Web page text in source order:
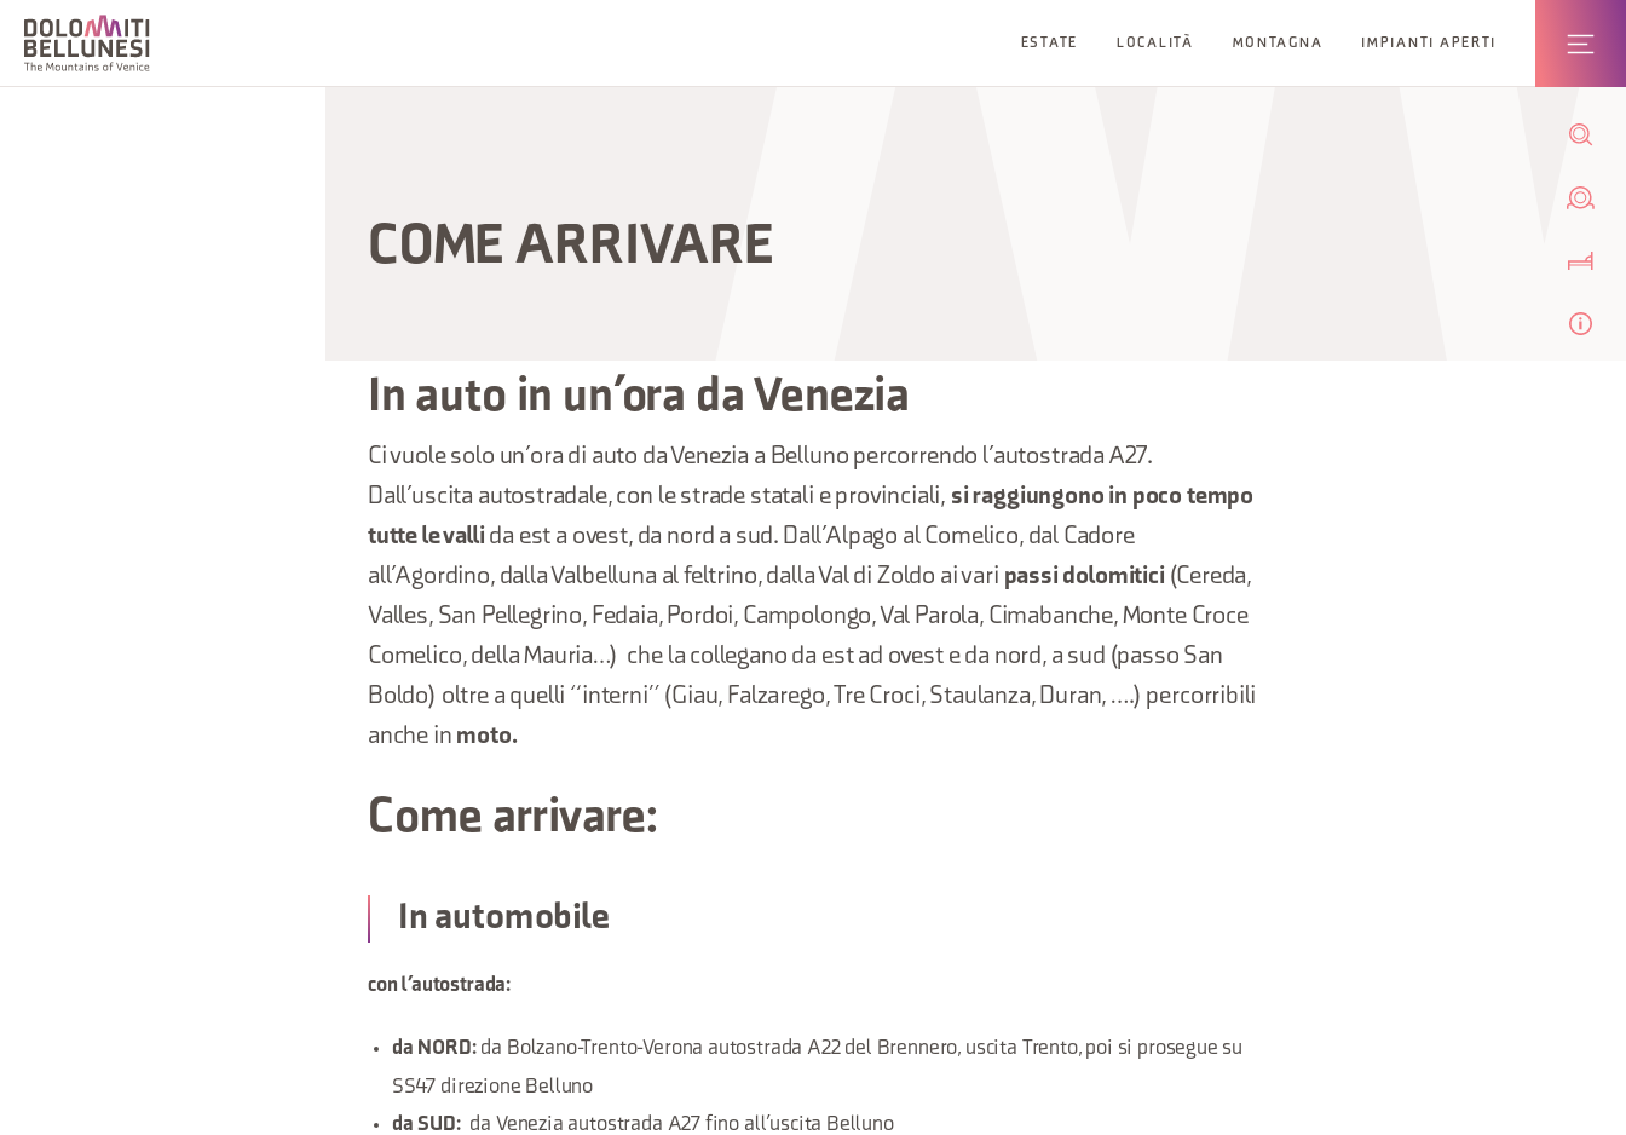
ESTATE LOCALITÀ MONTAGNA IMPIANTI APERTI
COME ARRIVARE
In auto in un’ora da Venezia
Ci vuole solo un’ora di auto da Venezia a Belluno percorrendo l’autostrada A27.
Dall’uscita autostradale, con le strade statali e provinciali, si raggiungono in poco tempo
tutte le valli da est a ovest, da nord a sud. Dall’Alpago al Comelico, dal Cadore
all’Agordino, dalla Valbelluna al feltrino, dalla Val di Zoldo ai vari passi dolomitici (Cereda,
Valles, San Pellegrino, Fedaia, Pordoi, Campolongo, Val Parola, Cimabanche, Monte Croce
Comelico, della Mauria…) che la collegano da est ad ovest e da nord, a sud (passo San
Boldo) oltre a quelli “interni” (Giau, Falzarego, Tre Croci, Staulanza, Duran, ….) percorribili
anche in moto.
Come arrivare:
In automobile
con l’autostrada:
da NORD:da Bolzano-Trento-Verona autostrada A22 del Brennero, uscita Trento, poi si prosegue su
SS47 direzione Belluno
da SUD: da Venezia autostrada A27 fino all’uscita Belluno